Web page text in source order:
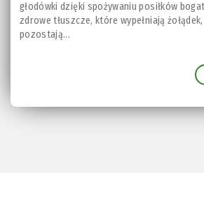
głodówki dzięki spożywaniu posiłków
zdrowe tłuszcze, które wypełniają
pozostają...